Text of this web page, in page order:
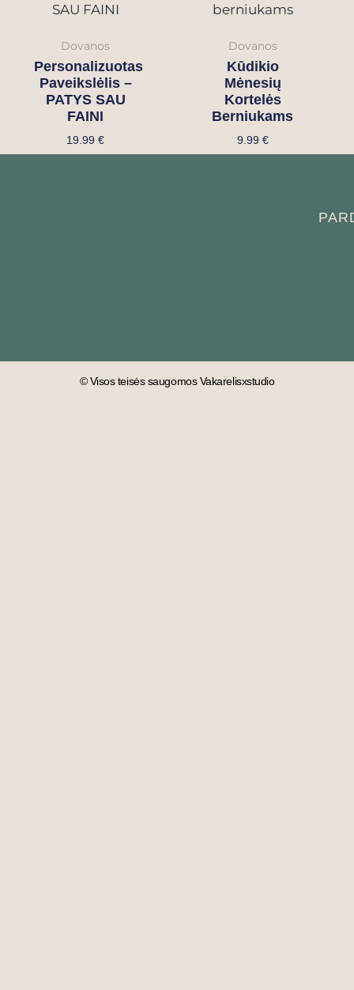
Dovanos
Personalizuotas
Paveikslėlis –
PATYS SAU
FAINI
19.99€
Dovanos
Kūdikio
Mėnesių
Kortelės
Berniukams
9.99 €
© Visos teisės saugomos Vakarelisxstudio